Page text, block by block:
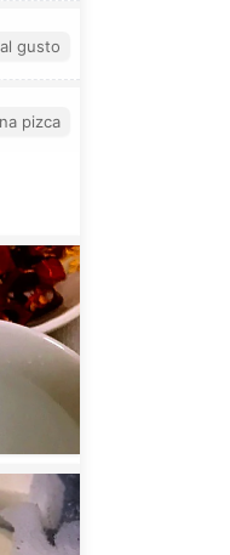
gusto
pizca